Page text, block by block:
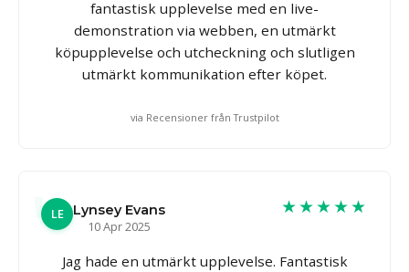
fantastisk upplevelse med en live-
demonstration via webben, en utmärkt
köpupplevelse och utcheckning och slutligen
utmärkt kommunikation efter köpet.
via Recensioner från Trustpilot
LE
Lynsey Evans
10 Apr 2025
★★★★★
Jag hade en utmärkt upplevelse. Fantastisk